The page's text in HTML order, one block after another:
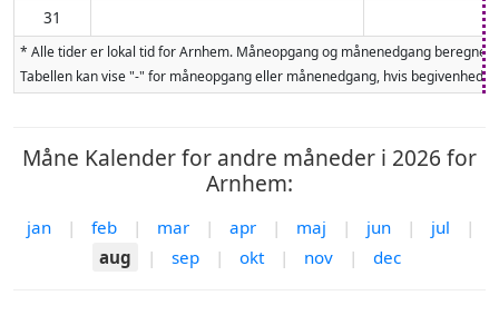
31
* Alle tider er lokal tid for Arnhem. Måneopgang og månenedgang
Tabellen kan vise "-" for måneopgang eller månenedgang, hvis
Måne Kalender for andre måneder i 2026 for
Arnhem:
jan | feb | mar | apr | maj | jun | jul
|
aug
| sep | okt | nov | dec